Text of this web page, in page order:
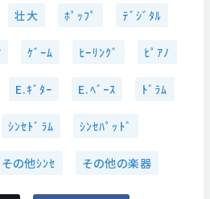
壮大 ﾎﾟｯﾌﾟ ﾃﾞｼﾞﾀﾙ
ｹﾞｰﾑ ﾋｰﾘﾝｸﾞ ﾋﾟｱﾉ
E.ｷﾞﾀｰ E.ﾍﾞｰｽ ﾄﾞﾗﾑ
ｼﾝｾﾄﾞﾗﾑ ｼﾝｾﾊﾟｯﾄﾞ
その他ｼﾝｾ その他の楽器